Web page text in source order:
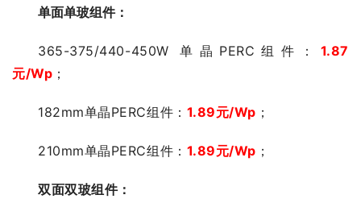
单面单玻组件：
365-375/440-450W 单晶PERC组件： 1.87
元/Wp ；
182mm单晶PERC组件： 1.89元/Wp ；
210mm单晶PERC组件： 1.89元/Wp ；
双面双玻组件：